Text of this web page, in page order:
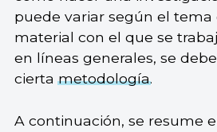
puede variar según el tema
material con el que se
en líneas generales, se
ciertametodología.
A continuación, se resume